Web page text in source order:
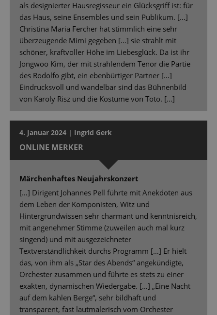
als designierter Hausregisseur ein Glücksgriff ist: für
das Haus, seine Ensembles und sein Publikum. […]
Christina Maria Fercher hat stimmlich eine sehr
überzeugende Mimi gegeben […] sie strahlt mit
schöner, kraftvoller Höhe im Liebesglück. Da ist ihr
Jongwoo Kim, der mit strahlendem Tenor die Partie
des Rodolfo gibt, ein ebenbürtiger Partner […]
Eindrucksvoll und wandelbar sind das Bühnenbild
von Karoly Risz und die Kostüme von Toto. […]
4. Januar 2024 | Ingrid Gerk
ONLINE MERKER
Märchenhaftes Neujahrskonzert
[…] Dirigent Johannes Pell führte mit Anekdoten aus
dem Leben der Komponisten, Witz und
Hintergrundwissen sehr charmant und kenntnisreich,
mit angenehmer Stimme (zuweilen auch mal kurz
singend) und mit ausgezeichneter
Textverständlichkeit durchs Programm […] Er hielt
das, von ihm als „Star des Abends“ angekündigte,
Orchester zusammen und führte es stets zu einer
exakten, dynamischen Wiedergabe. […] „Eine Nacht
auf dem kahlen Berge“, sehr bildhaft und
transparent, fast lautmalerisch vom Orchester